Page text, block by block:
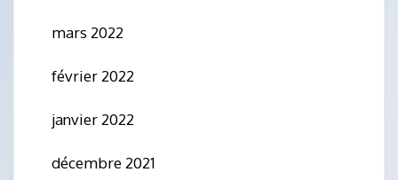
mars 2022
février 2022
janvier 2022
décembre 2021